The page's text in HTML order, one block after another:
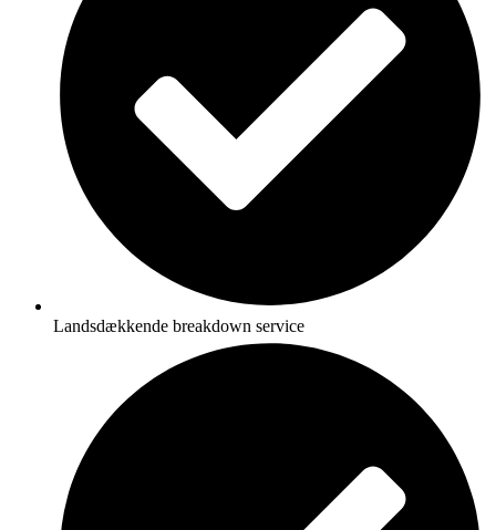
Landsdækkende breakdown service